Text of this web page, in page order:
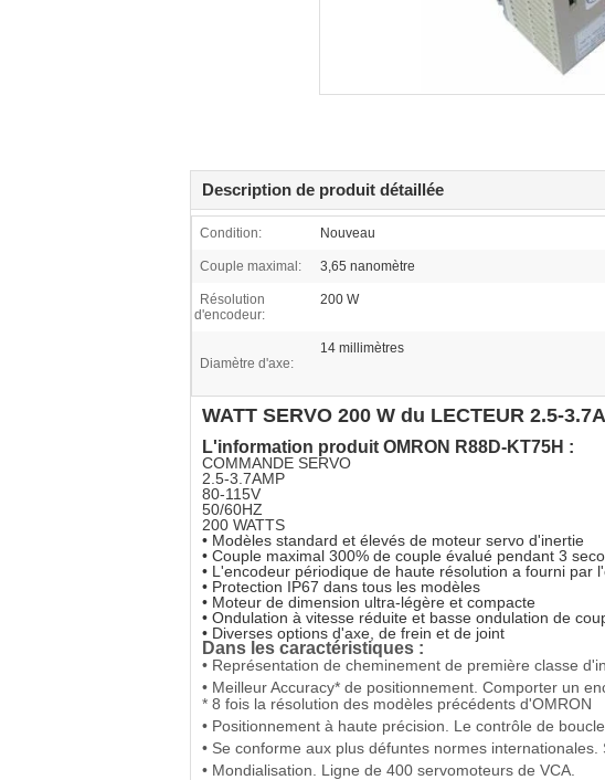
Description de produit détaillée
Condition: Nouveau
Couple maximal: 3,65 nanomètre
Résolution
d'encodeur:
200 W
Diamètre d'axe:
14 millimètres
WATT SERVO 200 W du LECTEUR 2.5-
L'information produit OMRON R88D-KT75H :
COMMANDE SERVO
2.5-3.7AMP
80-115V
50/60HZ
200 WATTS
• Modèles standard et élevés de moteur servo d'inertie
• Couple maximal 300% de couple évalué pendant 3
• L'encodeur périodique de haute résolution a fourni par
• Protection IP67 dans tous les modèles
• Moteur de dimension ultra-légère et compacte
• Ondulation à vitesse réduite et basse ondulation de
• Diverses options d'axe, de frein et de joint
Dans les caractéristiques :
• Représentation de cheminement de première classe
• Meilleur Accuracy* de positionnement. Comporter un
* 8 fois la résolution des modèles précédents d'OMRON
• Positionnement à haute précision. Le contrôle de
• Se conforme aux plus défuntes normes internationales.
• Mondialisation. Ligne de 400 servomoteurs de VCA.